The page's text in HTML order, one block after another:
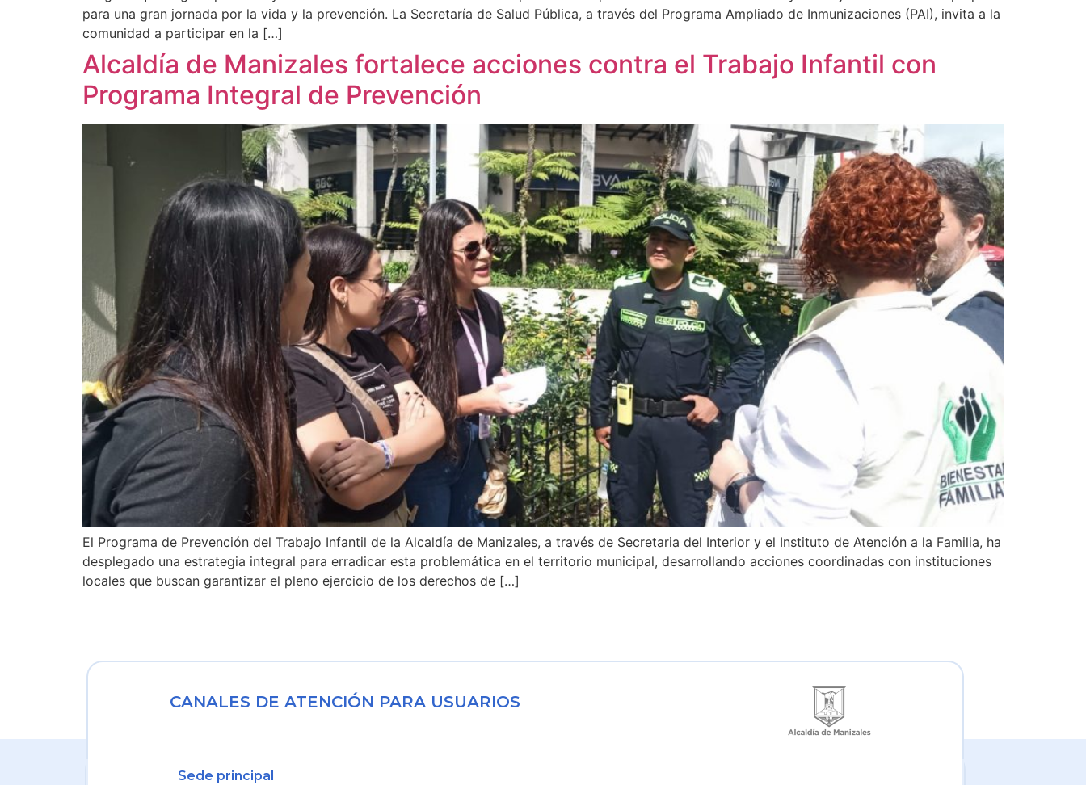
para una gran jornada por la vida y la prevención. La Secretaría de Salud Pública, a través del Programa Ampliado de Inmunizaciones (PAI), invita a la
comunidad a participar en la […]
Alcaldía de Manizales fortalece acciones contra el Trabajo Infantil con
Programa Integral de Prevención
El Programa de Prevención del Trabajo Infantil de la Alcaldía de Manizales, a través de Secretaria del Interior y el Instituto de Atención a la Familia, ha
desplegado una estrategia integral para erradicar esta problemática en el territorio municipal, desarrollando acciones coordinadas con instituciones
locales que buscan garantizar el pleno ejercicio de los derechos de […]
CANALES DE ATENCIÓN PARA USUARIOS
Sede principal